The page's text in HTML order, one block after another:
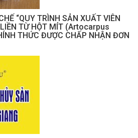
“QUY TRÌNH SẢN XUẤT VIÊN
TỪ HỘT MÍT (Artocarpus
THỨC ĐƯỢC CHẤP NHẬN ĐƠN